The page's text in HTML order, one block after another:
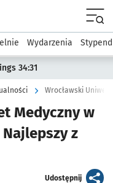
Akademicki
Wydarzenia
34:31
Wrocławski
Medyczny w
z
Udostępnijartykuł